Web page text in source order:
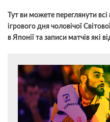
Тут ви можете переглянути
ігрового дня чоловічої
в Японії та записи матчів які